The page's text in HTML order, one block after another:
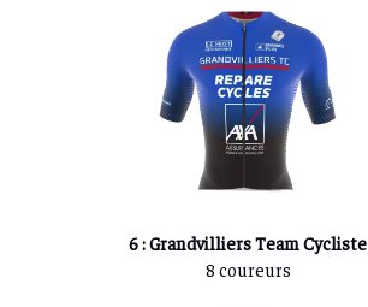
6 : Grandvilliers Team Cycliste
8 coureurs